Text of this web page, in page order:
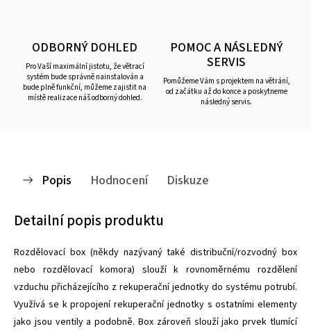
ODBORNÝ DOHLED
Pro Vaší maximální jistotu, že větrací
systém bude správně nainstalován a
bude plně funkční, můžeme zajistit na
místě realizace náš odborný dohled.
POMOC A NÁSLEDNÝ
SERVIS
Pomůžeme Vám s projektem na větrání,
od začátku až do konce a poskytneme
následný servis.
Popis Hodnocení Diskuze
Detailní popis produktu
Rozdělovací box (někdy nazývaný také distribuční/rozvodný box
nebo rozdělovací komora) slouží k rovnoměrnému rozdělení
vzduchu přicházejícího z rekuperační jednotky do systému potrubí.
Využívá se k propojení rekuperační jednotky s ostatními elementy
jako jsou ventily a podobně. Box zároveň slouží jako prvek tlumící